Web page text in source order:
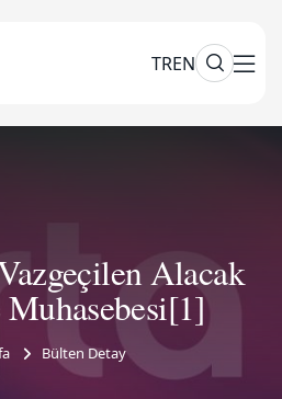
TREN
Alacak
Bülten Detay